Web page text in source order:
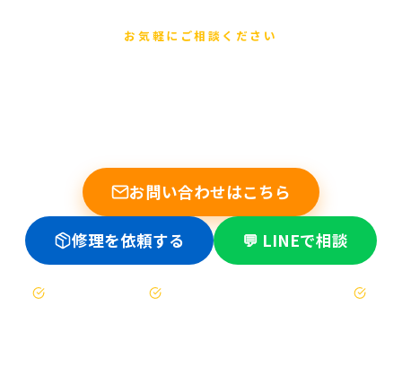
お気軽にご相談ください
お問い合わせはこちら
修理を依頼する 💬 LINEで相談